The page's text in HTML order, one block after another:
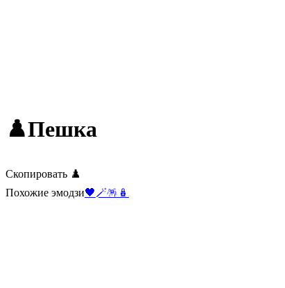
♟️Пешка
Скопировать ♟️
Похожие эмодзи🖤 🪄🪅 🪆